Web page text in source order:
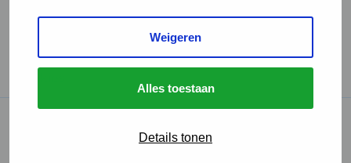
Weigeren
Alles toestaan
Details tonen
GGD Reisvaccinaties